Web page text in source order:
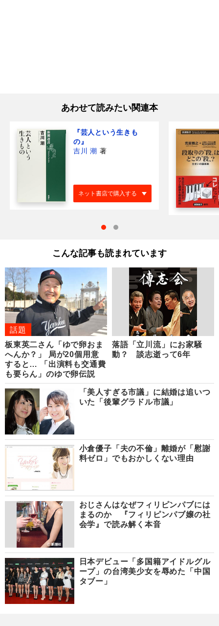
あわせて読みたい関連本
『芸人という生きも
の』
吉川 潮 著
ネット書店で購入する
こんな記事も読まれています
話題
板東英二さん「ゆで卵おま
へんか？」 局が20個用意
すると… 「出演料も交通費
も要らん」のゆで卵伝説
落語「立川流」にお家騒
動？ 談志逝って6年
「美人すぎる市議」に結婚は追いつ
いた「後輩グラドル市議」
小倉優子「夫の不倫」離婚が「慰謝
料ゼロ」でもおかしくない理由
おじさんはなぜフィリピンパブには
まるのか 『フィリピンパブ嬢の社
会学』で読み解く本音
日本デビュー「多国籍アイドルグル
ープ」の台湾美少女を辱めた「中国
タブー」